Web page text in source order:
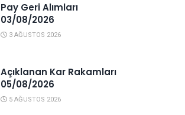
Pay Geri Alımları
03/08/2026
3 AĞUSTOS 2026
Açıklanan Kar Rakamları
05/08/2026
5 AĞUSTOS 2026